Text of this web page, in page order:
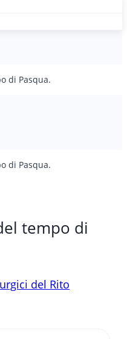
di Pasqua.
di Pasqua.
tempo di
del Rito